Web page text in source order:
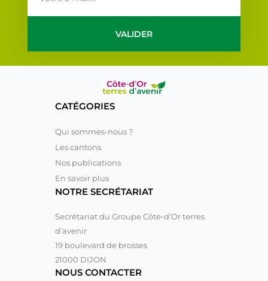
VALIDER
CATÉGORIES
Qui sommes-nous ?
Les cantons
Nos publications
En savoir plus
NOTRE SECRÉTARIAT
Secrétariat du Groupe Côte-d’Or terres
d’avenir
19 boulevard de brosses
21000 DIJON
NOUS CONTACTER